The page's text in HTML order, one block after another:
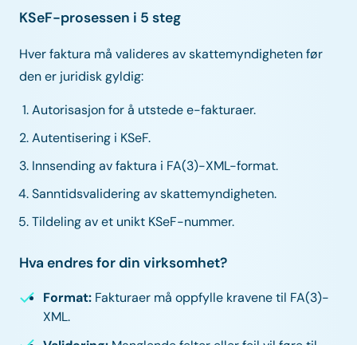
KSeF-prosessen i 5 steg
Hver faktura må valideres av skattemyndigheten før
den er juridisk gyldig:
Autorisasjon for å utstede e-fakturaer.
Autentisering i KSeF.
Innsending av faktura i FA(3)-XML-format.
Sanntidsvalidering av skattemyndigheten.
Tildeling av et unikt KSeF-nummer.
Hva endres for din virksomhet?
Format: Fakturaer må oppfylle kravene til FA(3)-
XML.